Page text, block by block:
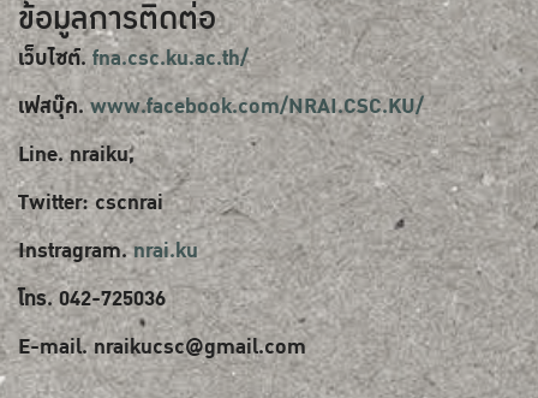
ข้อมูลการติดต่อ
เว็บไซต์.fna.csc.ku.ac.th/
เฟสบุ๊ค.www.facebook.com/NRAI.CSC.KU/
Line. nraiku,
Twitter: cscnrai
Instragram.nrai.ku
โทร. 042-725036
E-mail. nraikucsc@gmail.com